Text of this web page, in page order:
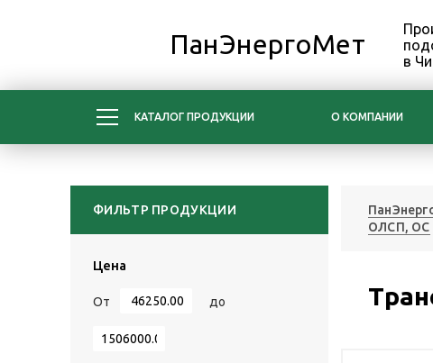
ПанЭнергоМет
в
КАТАЛОГ ПРОДУКЦИИ О КОМПАНИИ
ФИЛЬТР ПРОДУКЦИИ
Цена
От до
ОЛСП, ОС